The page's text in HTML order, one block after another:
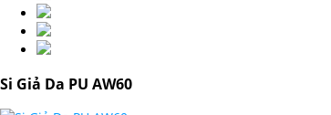
Si Giả Da PU AW60